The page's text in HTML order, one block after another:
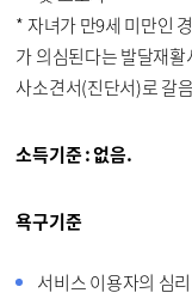
* 자녀가 만9세 미만인
가 의심된다는 발달재
사소견서(진단서)로 갈
소득기준 : 없음.
욕구기준
서비스 이용자의 심